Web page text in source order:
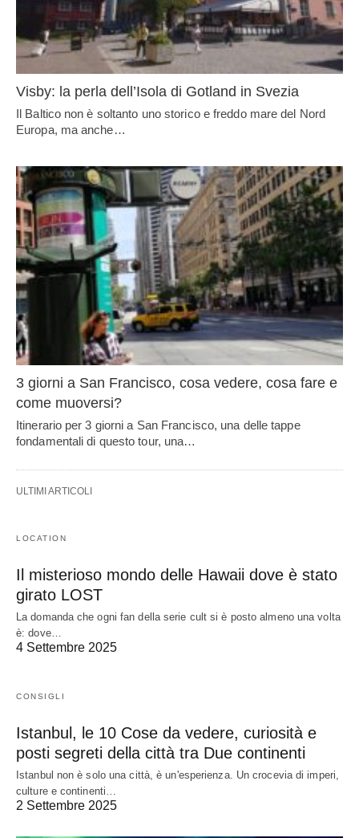
Visby: la perla dell’Isola di Gotland in Svezia
Il Baltico non è soltanto uno storico e freddo mare del Nord
Europa, ma anche…
3 giorni a San Francisco, cosa vedere, cosa fare e
come muoversi?
Itinerario per 3 giorni a San Francisco, una delle tappe
fondamentali di questo tour, una…
ULTIMI ARTICOLI
LOCATION
Il misterioso mondo delle Hawaii dove è stato
girato LOST
La domanda che ogni fan della serie cult si è posto almeno una volta
è: dove…
4 Settembre 2025
CONSIGLI
Istanbul, le 10 Cose da vedere, curiosità e
posti segreti della città tra Due continenti
Istanbul non è solo una città, è un'esperienza. Un crocevia di imperi,
culture e continenti…
2 Settembre 2025